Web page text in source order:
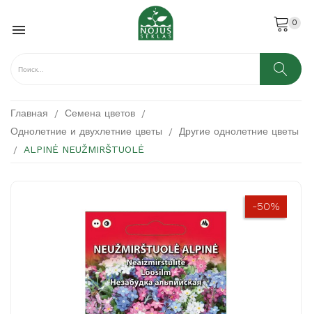
 0
Главная
Семена цветов
Однолетние и двухлетние цветы
Другие однолетние цветы
ALPINĖ NEUŽMIRŠTUOLĖ
-50%